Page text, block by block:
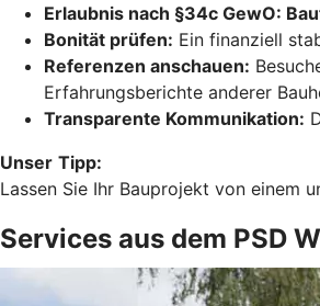
Erlaubnis nach §34c GewO:
Bonität prüfen: Ein finanziell
Referenzen anschauen:
Erfahrungsberichte anderer
Transparente Kommunikation:
Unser Tipp:
Lassen Sie Ihr Bauprojekt von einem
Services aus dem PSD